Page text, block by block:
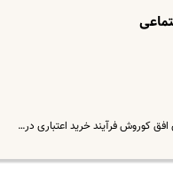
کوروش فرآیند خرید اعتباری در…